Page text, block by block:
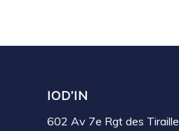
IOD’IN
602 Av 7e Rgt des